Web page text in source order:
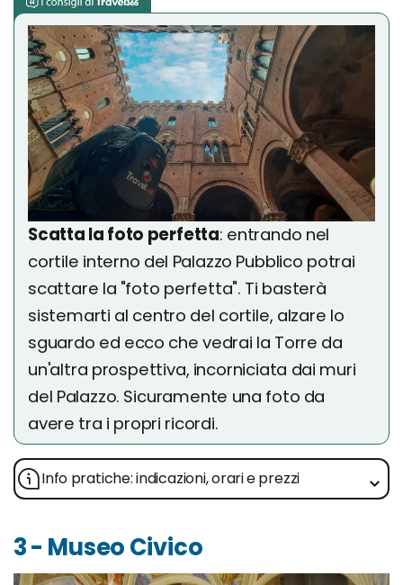
Scatta la foto perfetta: entrando nel
cortile interno del Palazzo Pubblico potrai
scattare la "foto perfetta". Ti basterà
sistemarti al centro del cortile, alzare lo
sguardo ed ecco che vedrai la Torre da
un'altra prospettiva, incorniciata dai muri
del Palazzo. Sicuramente una foto da
avere tra i propri ricordi.
Info pratiche: indicazioni, orari e prezzi
3 - Museo Civico